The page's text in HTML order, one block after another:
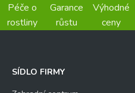
Péče o
rostliny
Garance
růstu
Výhodné
ceny
SÍDLO FIRMY